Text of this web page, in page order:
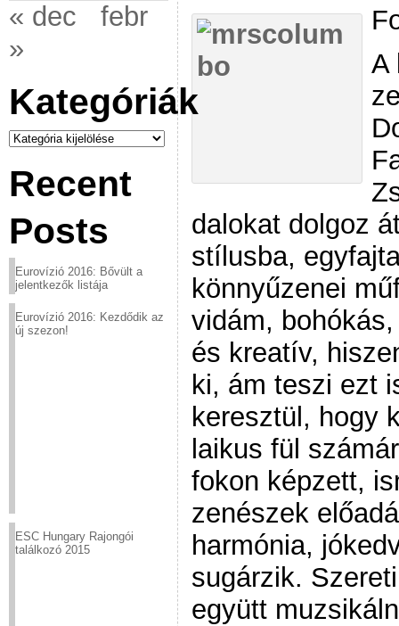
« dec
febr
»
Kategóriák
Kategóriák
Recent
Posts
Eurovízió 2016: Bővült a
jelentkezők listája
Eurovízió 2016: Kezdődik az
új szezon!
ESC Hungary Rajongói
találkozó 2015
A
dalokat dolgoz
stílusba,
könnyűzenei
vidám,
és kreatív,
ki, ám teszi ezt
keresztül, hogy
laikus fül
fokon képzett,
zenészek
harmónia,
sugárzik.
együtt